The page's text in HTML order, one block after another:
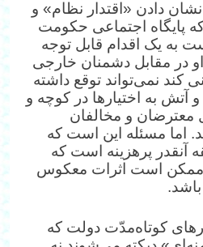
دادن «اقتدار نظام» و
پایگاه اجتماعی حکومت
به یک اقدام قابل توجه
در مقابل دشمنان خارجی
کند نمی‌تواند توقع داشته
آتش به اختیارها در کوچه و
معترضان و مخالفان
اما مسئله این است که
آنقدر پرهزینه است که
ممکن است اثرات معکوس
کوتاه‌مدّت دولت که